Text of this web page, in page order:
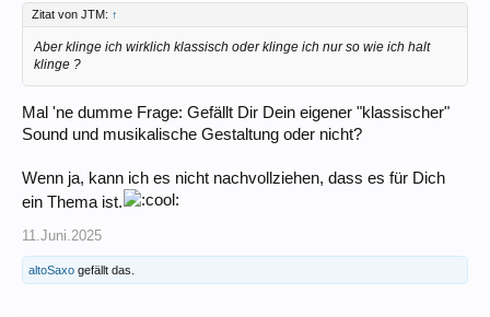
Zitat von JTM: ↑
Aber klinge ich wirklich klassisch oder klinge ich nur so wie ich halt
klinge ?
Mal 'ne dumme Frage: Gefällt Dir Dein eigener "klassischer"
Sound und musikalische Gestaltung oder nicht?
Wenn ja, kann ich es nicht nachvollziehen, dass es für Dich
ein Thema ist.
11.Juni.2025
altoSaxo gefällt das.